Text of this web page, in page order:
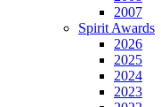
2007
Spirit Awards
2026
2025
2024
2023